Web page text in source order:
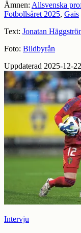
Ämnen: Allsvenska
Fotbollsåret 2025, Gais
Text: Jonatan
Foto: Bildbyrån
Uppdaterad 2025-12-
Intervju